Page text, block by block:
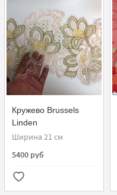
Кружево Brussels
Linden
Ширина 21 см
5400 руб